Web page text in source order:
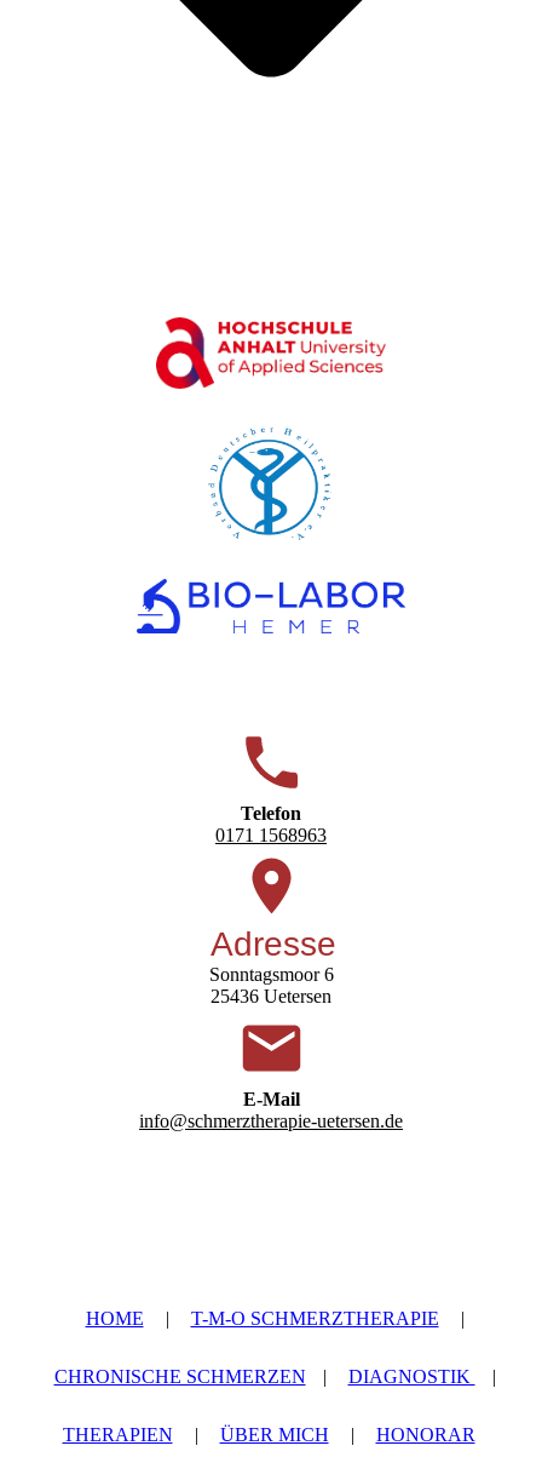
Telefon
0171 1568963
Adresse
Sonntagsmoor 6
25436 Uetersen
E-Mail
info@schmerztherapie-uetersen.de
HOME | T-M-O SCHMERZTHERAPIE |
CHRONISCHE SCHMERZEN | DIAGNOSTIK |
THERAPIEN | ÜBER MICH | HONORAR